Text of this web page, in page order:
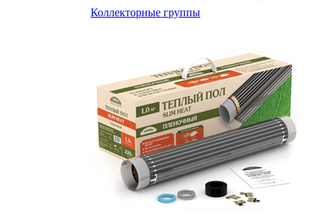
Коллекторные группы